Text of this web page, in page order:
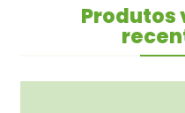
Produtos